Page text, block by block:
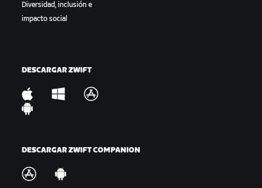
Diversidad, inclusión e
impacto social
DESCARGAR ZWIFT
DESCARGAR ZWIFT COMPANION